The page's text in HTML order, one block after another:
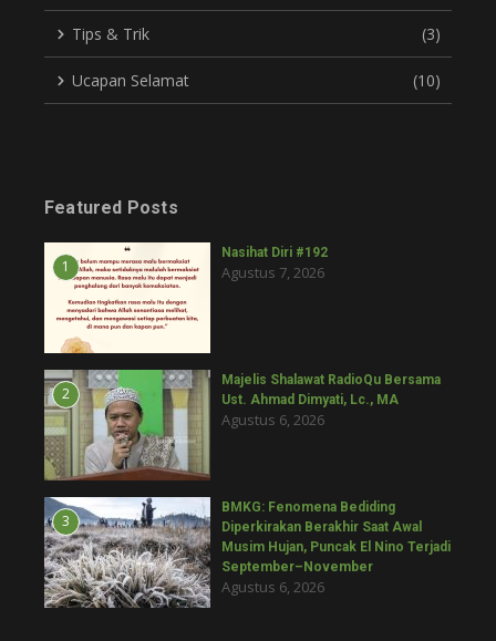
Tips & Trik (3)
Ucapan Selamat (10)
Featured Posts
1
Nasihat Diri #192
Agustus 7, 2026
2
Majelis Shalawat RadioQu Bersama
Ust. Ahmad Dimyati, Lc., MA
Agustus 6, 2026
3
BMKG: Fenomena Bediding
Diperkirakan Berakhir Saat Awal
Musim Hujan, Puncak El Nino Terjadi
September–November
Agustus 6, 2026